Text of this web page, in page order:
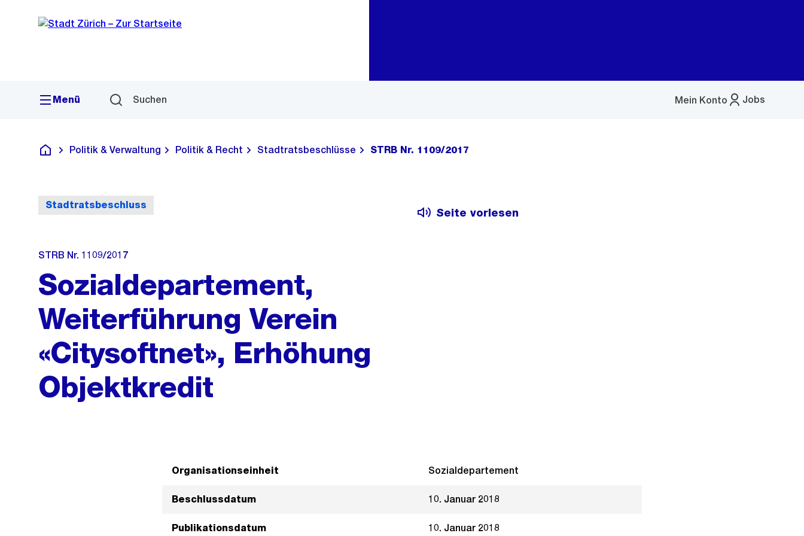
Navigation
Sprunglink
Menü Suchen Jobs
Mein Konto
Menü
Deutsch
Politik & Verwaltung Politik & Recht Stadtratsbeschlüsse STRB Nr. 1109/2017
Stadtratsbeschluss
Seite vorlesen
STRB Nr. 1109/2017
Sozialdepartement,
Weiterführung Verein
«Citysoftnet», Erhöhung
Objektkredit
Organisationseinheit Sozialdepartement
Beschlussdatum 10. Januar 2018
Publikationsdatum 10. Januar 2018